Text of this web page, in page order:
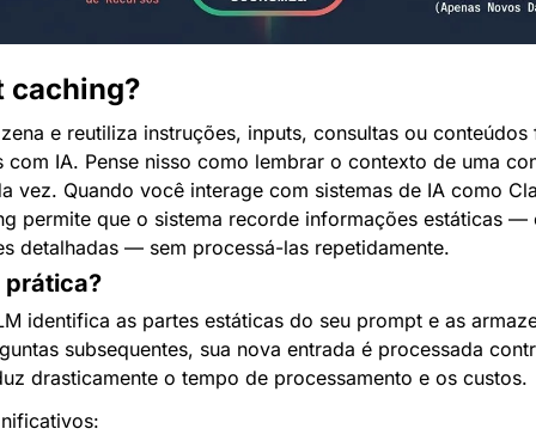
caching?
e reutiliza instruções, inputs, consultas ou conteúdos
com IA. Pense nisso como lembrar o contexto de uma
vez. Quando você interage com sistemas de IA como
permite que o sistema recorde informações estáticas —
detalhadas — sem processá-las repetidamente.
prática?
identifica as partes estáticas do seu prompt e as
subsequentes, sua nova entrada é processada
drasticamente o tempo de processamento e os custos.